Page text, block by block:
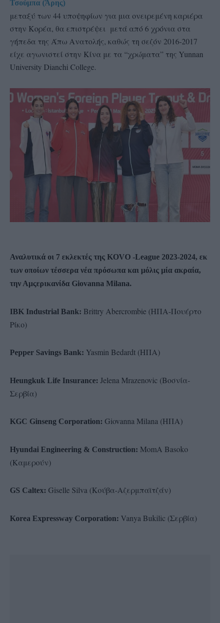
Τσούμπα (Άρης)
μεταξύ των 44 υποψηφίων για μια ονειρεμένη καριέρα
στην Κορέα, θα επιστρέψει μετά από 6 χρόνια στα
γήπεδα της Άπω Ανατολής, καθώς τη σεζόν 2016-2017
είχε αγωνιστεί στην Κίνα με τα “χρώματα” της Yunnan
University Dianchi College.
Αναλυτικά οι 7 εκλεκτές της KOVO -League 2023-2024, εκ
των οποίων τέσσερα νέα πρόσωπα και μόλις μία ακραία,
την Αμςερικανίδα Giovanna Milana.
IBK Industrial Bank: Brittry Abercrombie (ΗΠΑ-Πουέρτο
Ρίκo)
Pepper Savings Bank: Yasmin Bedardt (ΗΠΑ)
Heungkuk Life Insurance: Jelena Mrazenovic (Βοσνία-
Σερβία)
KGC Ginseng Corporation: Giovanna Milana (ΗΠΑ)
Hyundai Engineering & Construction: MomA Basoko
(Καμερούν)
GS Caltex: Giselle Silva (Κούβα-Αζερμπαϊτζάν)
Korea Expressway Corporation: Vanya Bukilic (Σερβία)